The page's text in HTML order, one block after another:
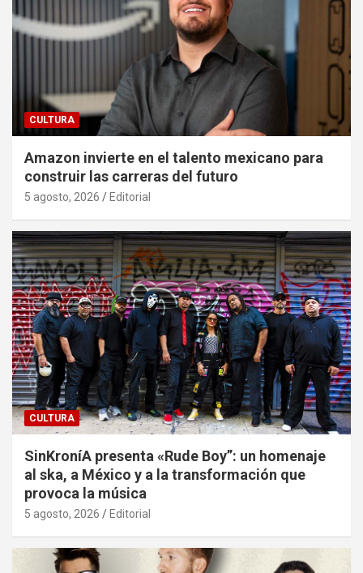
CULTURA
Amazon invierte en el talento mexicano para
construir las carreras del futuro
5 agosto, 2026 Editorial
CULTURA
SinKroníA presenta «Rude Boy”: un homenaje
al ska, a México y a la transformación que
provoca la música
5 agosto, 2026 Editorial